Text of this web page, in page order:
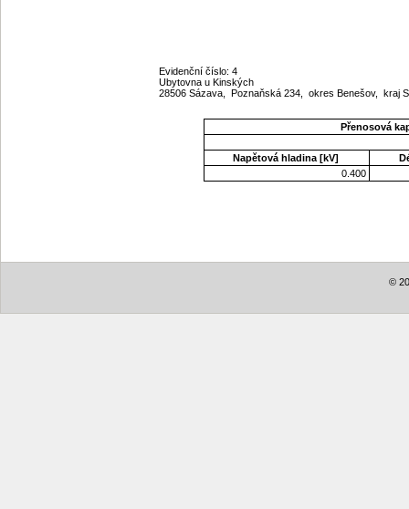
Evidenční číslo: 4
Ubytovna u Kinských
28506 Sázava, Poznaňská 234, okres Benešov, kraj
Přenosová
Napětová hladina [kV]
0.400
©